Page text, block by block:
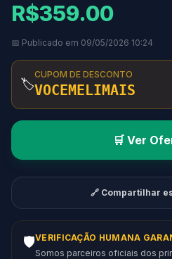
R$359.00
📅 Publicado em 09/05/2026 10:24
🏷️
CUPOM DE DESCONTO
VOCEMELIMAIS
🛒 Ver
🔗 Compartilhar
🛡️VERIFICAÇÃO HUMANA
Somos parceiros oficiais dos